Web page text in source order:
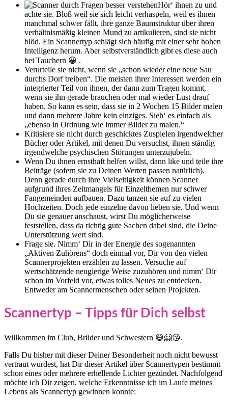
Hör‘ ihnen zu und
achte sie. Bloß weil sie sich leicht verhaspeln, weil es ihnen
manchmal schwer fällt, ihre ganze Baumstruktur über ihren
verhältnismäßig kleinen Mund zu artikulieren, sind sie nicht
blöd. Ein Scannertyp schlägt sich häufig mit einer sehr hohen
Intelligenz herum. Aber selbstverständlich gibt es diese auch
bei Tauchern 😀 .
Verurteile sie nicht, wenn sie „schon wieder eine neue Sau
durchs Dorf treiben“. Die meisten ihrer Interessen werden ein
integrierter Teil von ihnen, der dann zum Tragen kommt,
wenn sie ihn gerade brauchen oder mal wieder Lust drauf
haben. So kann es sein, dass sie in 2 Wochen 15 Bilder malen
und dann mehrere Jahre kein einziges. Sieh‘ es einfach als
„ebenso in Ordnung wie immer Bilder zu malen.“
Kritisiere sie nicht durch geschicktes Zuspielen irgendwelcher
Bücher oder Artikel, mit denen Du versuchst, ihnen ständig
irgendwelche psychischen Störungen unterzujubeln.
Wenn Du ihnen ernsthaft helfen willst, dann like und teile ihre
Beiträge (sofern sie zu Deinen Werten passen natürlich).
Denn gerade durch ihre Vielseitigkeit können Scanner
aufgrund ihres Zeitmangels für Einzelthemen nur schwer
Fangemeinden aufbauen. Dazu tanzen sie auf zu vielen
Hochzeiten. Doch jede einzelne davon lieben sie. Und wenn
Du sie genauer anschaust, wirst Du möglicherweise
feststellen, dass da richtig gute Sachen dabei sind, die Deine
Unterstützung wert sind.
Frage sie. Nimm‘ Dir in der Energie des sogenannten
„Aktiven Zuhörens“ doch einmal vor, Dir von den vielen
Scannerprojekten erzählen zu lassen. Versuche auf
wertschätzende neugierige Weise zuzuhören und nimm‘ Dir
schon im Vorfeld vor, etwas tolles Neues zu entdecken.
Entweder am Scannermenschen oder seinen Projekten.
Scannertyp – Tipps für Dich selbst
Willkommen im Club, Brüder und Schwestern 😅🤗😘.
Falls Du bisher mit dieser Deiner Besonderheit noch nicht bewusst
vertraut wurdest, hat Dir dieser Artikel über Scannertypen bestimmt
schon eines oder mehrere erhellende Lichter gezündet. Nachfolgend
möchte ich Dir zeigen, welche Erkenntnisse ich im Laufe meines
Lebens als Scannertyp gewinnen konnte: